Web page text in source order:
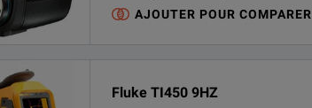
AJOUTER POUR COMPARER
Fluke TI450 9HZ